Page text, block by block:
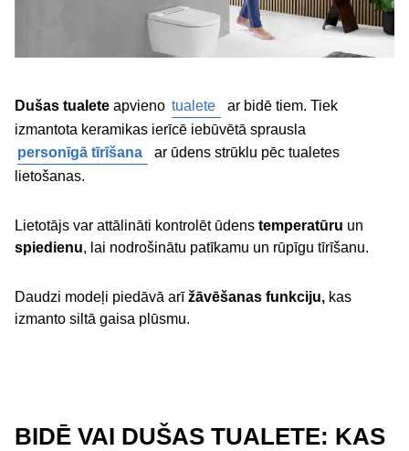
Dušas tualete apvieno tualete
ar bidē tiem. Tiek
izmantota keramikas ierīcē iebūvētā sprausla
personīgā tīrīšana
ar ūdens strūklu pēc tualetes
lietošanas.
Lietotājs var attālināti kontrolēt ūdens temperatūru un
spiedienu, lai nodrošinātu patīkamu un rūpīgu tīrīšanu.
Daudzi modeļi piedāvā arīžāvēšanas funkciju, kas
izmanto siltā gaisa plūsmu.
BIDĒ VAI DUŠAS TUALETE: KAS